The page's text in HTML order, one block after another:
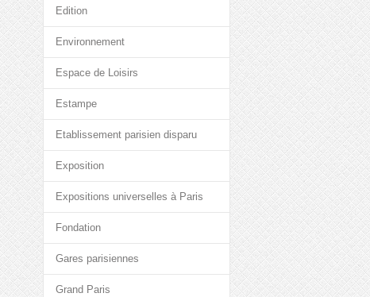
Edition
Environnement
Espace de Loisirs
Estampe
Etablissement parisien disparu
Exposition
Expositions universelles à Paris
Fondation
Gares parisiennes
Grand Paris